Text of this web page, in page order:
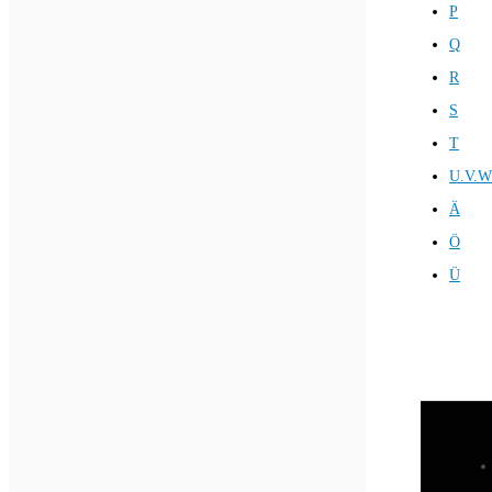
P
Q
R
S
T
Ä
Ö
Ü